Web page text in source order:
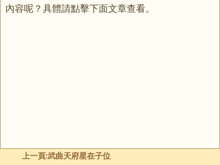
內容呢？具體請點擊下面文章查看。
上一頁:武曲天府星在子位